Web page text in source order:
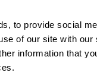
to provide social
of our site with
information that